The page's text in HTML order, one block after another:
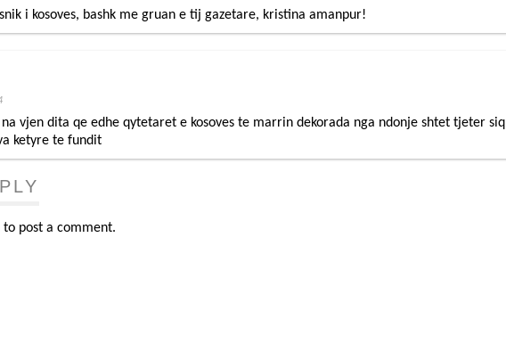
i kosoves, bashk me gruan e tij gazetare, kristina amanpur!
vjen dita qe edhe qytetaret e kosoves te marrin dekorada nga ndonje shtet tjeter siq
ketyre te fundit
to post a comment.